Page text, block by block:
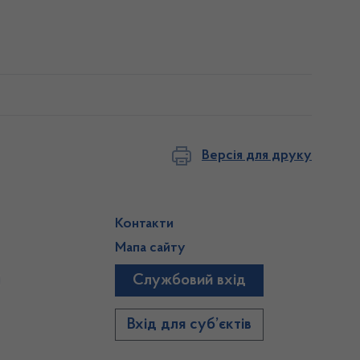
Версія для друку
Контакти
Мапа сайту
Службовий вхід
Вхід для суб’єктів